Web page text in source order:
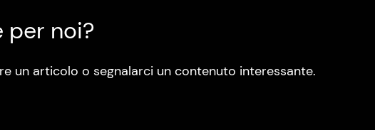
per noi?
un articolo o segnalarci un contenuto interessante.